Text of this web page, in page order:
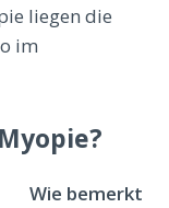
liegen die
im
Wie bemerkt